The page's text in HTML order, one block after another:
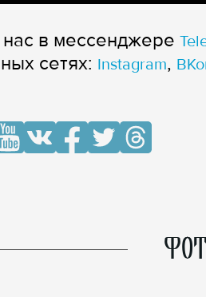
нас в мессенджере
сетях: Instagram,